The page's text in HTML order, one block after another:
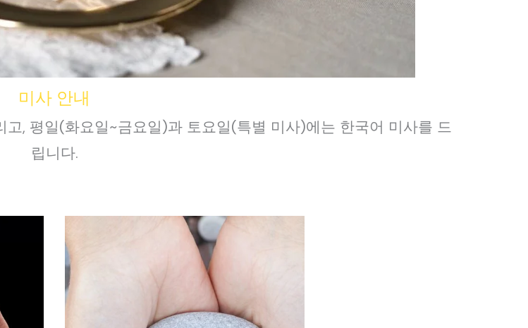
미사 안내
, 평일(화요일~금요일)과 토요일(특별 미사)에는 한국어 미사를 드
립니다.